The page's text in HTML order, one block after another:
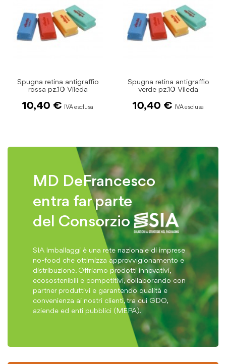
Spugna retina antigraffio
rossa pz.10 Vileda
10,40 €
Spugna retina antigraffio
verde pz.10 Vileda
10,40 €
MD DeFrancesco
entra far parte
del Consorzio
SIA Imballaggi è una rete nazionale di imprese
no-food che ottimizza approvvigionamento e
distribuzione. Offriamo prodotti innovativi,
ecosostenibili e competitivi, collaborando con
partner produttivi e garantendo qualità e
convenienza ai nostri clienti, tra cui GDO,
aziende ed enti pubblici (MEPA).